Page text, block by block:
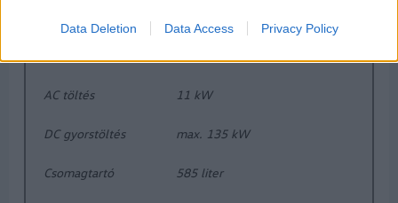
Data Deletion Data Access Privacy Policy
AC töltés 11 kW
DC gyorstöltés max. 135 kW
Csomagtartó 585 liter